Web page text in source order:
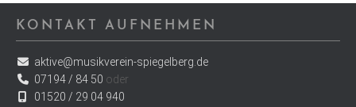
KONTAKT AUFNEHMEN
aktive@musikverein-spiegelberg.de
07194 / 84 50 oder
01520 / 29 04 940